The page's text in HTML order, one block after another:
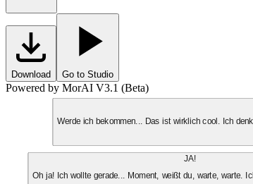
Download Go to Studio
Powered by MorAI V3.1 (Beta)
Werde ich bekommen... Das ist wirklich cool. Ich
JA!
Oh ja! Ich wollte gerade... Moment, weißt du, warte, warte.